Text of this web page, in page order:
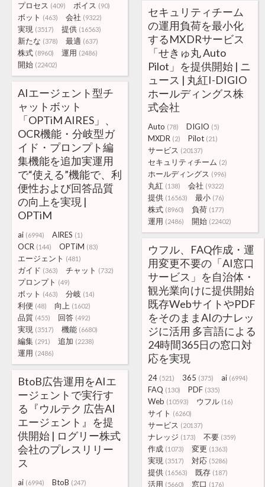
プロセス (409) ボイス (90)
ボット (463) 会社 (9322)
実現 (3517) 提供 (16563)
新たな (378) 最適 (637)
株式 (8960) 運用 (2486)
開始 (22402)
セキュリティチーム
の運用負荷を最小化
するMXDRサービス
「せきゅ丸 Auto
Pilot」を提供開始 | ニ
ュース | 丸紅I-DIGIO
ホールディングス株
式会社
Auto (78) DIGIO (5)
MXDR (2) Pilot (21)
サービス (20137)
セキュリティチーム (2)
ホールディングス (996)
丸紅 (138) 会社 (9322)
提供 (16563) 最小 (76)
株式 (8960) 負荷 (177)
運用 (2486) 開始 (22402)
AIエージェント型チ
ャットボット
「OPTiM AIRES」、
OCR機能・分岐型ガ
イド・プロンプト編
集機能を追加実運用
で“使える”機能で、利
便性および回答品質
の向上を実現 |
OPTiM
ai (6994) AIRES (1)
OCR (144) OPTiM (83)
エージェント (481)
ガイド (363) チャット (732)
プロンプト (49)
ボット (463) 分岐 (14)
利便 (48) 向上 (1602)
品質 (455) 回答 (492)
実現 (3517) 機能 (6680)
編集 (291) 追加 (2238)
運用 (2486)
ウフル、FAQ作成・運
用変更不要の「AI窓口
サービス」を自治体・
観光業向けに提供開始
既存WebサイトやPDF
をそのままAIのナレッ
ジに活用 多言語による
24時間365日の窓口対
応を実現
24 (521) 365 (375) ai (6994)
FAQ (130) PDF (335)
Web (10593) ウフル (16)
サイト (6260)
サービス (20137)
ナレッジ (173) 不要 (359)
作成 (1073) 変更 (1363)
実現 (3517) 対応 (5286)
提供 (16563) 既存 (187)
活用 (5660) 窓口 (176)
BtoB広告運用をAIエ
ージェントで実行す
る『ウルテク 広告AI
エージェント』を提
供開始 | ログリー株式
会社のプレスリリー
ス
ai (6994) BtoB (247)